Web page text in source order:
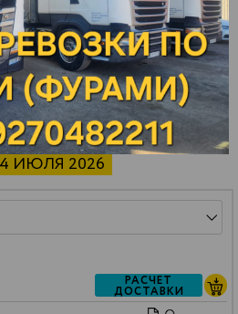
Ярославль
НЕФТЕПРОДУКТОВ
ИЮЛЯ 2026
РАСЧЕТ
ДОСТАВКИ